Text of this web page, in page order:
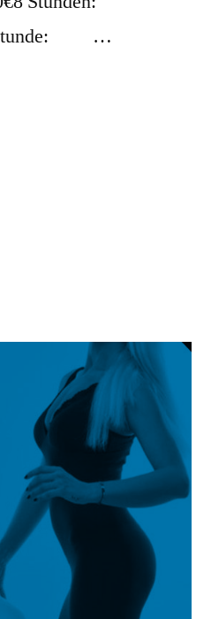
Stunde: …